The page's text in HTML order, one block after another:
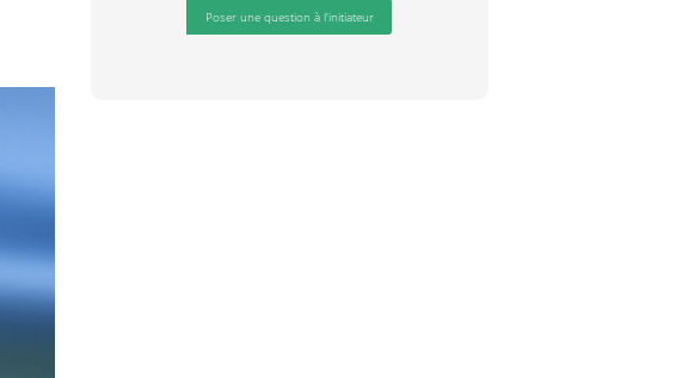
Poser une question à l'initiateur